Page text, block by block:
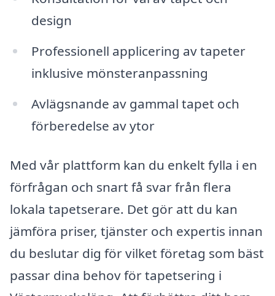
design
Professionell applicering av tapeter
inklusive mönsteranpassning
Avlägsnande av gammal tapet och
förberedelse av ytor
Med vår plattform kan du enkelt fylla i en
förfrågan och snart få svar från flera
lokala tapetserare. Det gör att du kan
jämföra priser, tjänster och expertis innan
du beslutar dig för vilket företag som bäst
passar dina behov för tapetsering i